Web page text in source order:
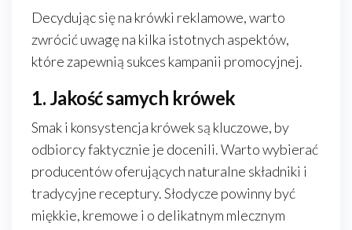
Decydując się na krówki reklamowe, warto
zwrócić uwagę na kilka istotnych aspektów,
które zapewnią sukces kampanii promocyjnej.
1. Jakość samych krówek
Smak i konsystencja krówek są kluczowe, by
odbiorcy faktycznie je docenili. Warto wybierać
producentów oferujących naturalne składniki i
tradycyjne receptury. Słodycze powinny być
miękkie, kremowe i o delikatnym mlecznym